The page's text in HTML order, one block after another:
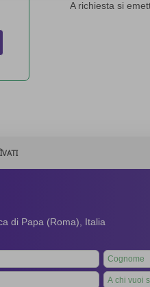
A richiesta si
di Papa (Roma), Italia